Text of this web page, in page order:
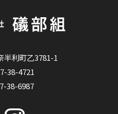
半利町乙3781-1
38-4721
38-6987